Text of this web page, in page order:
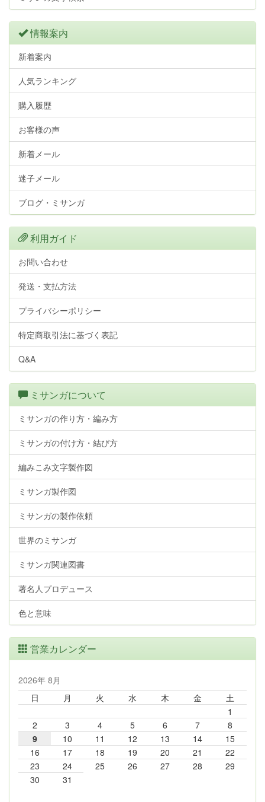
情報案内
新着案内
人気ランキング
購入履歴
お客様の声
新着メール
迷子メール
ブログ・ミサンガ
利用ガイド
お問い合わせ
発送・支払方法
プライバシーポリシー
特定商取引法に基づく表記
Q&A
ミサンガについて
ミサンガの作り方・編み方
ミサンガの付け方・結び方
編みこみ文字製作図
ミサンガ製作図
ミサンガの製作依頼
世界のミサンガ
ミサンガ関連図書
著名人プロデュース
色と意味
営業カレンダー
2026年 8月
日
月 火 水 木 金
土
1
2
3 4 5 6 7
8
9
10 11 12 13 14
15
16
17 18 19 20 21
22
23
24 25 26 27 28
29
30
31